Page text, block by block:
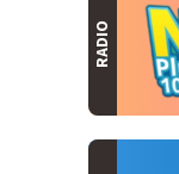
RADIO